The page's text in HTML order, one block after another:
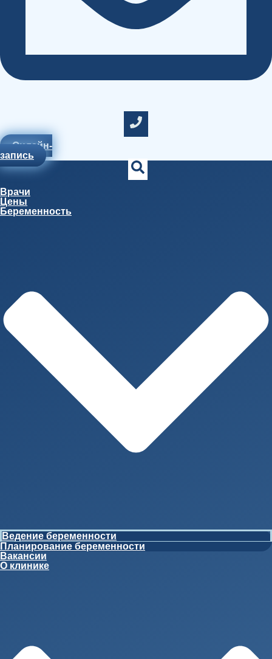
Онлайн-
запись
Врачи
Цены
Беременность
Ведение беременности
Планирование беременности
Вакансии
О клинике